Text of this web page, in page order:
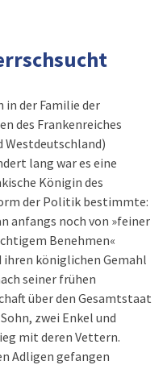
in der Familie der
des Frankenreiches
Westdeutschland)
lang war es eine
Königin des
der Politik bestimmte:
anfangs noch von »feiner
Benehmen«
königlichen Gemahl
seiner frühen
über den Gesamtstaat
zwei Enkel und
mit deren Vettern.
Adligen gefangen